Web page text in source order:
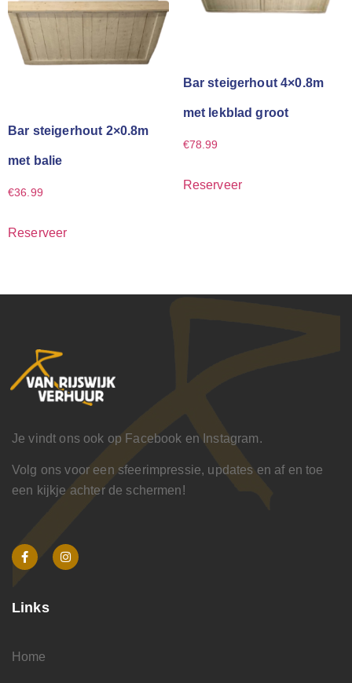
Bar steigerhout 2×0.8m
met balie
€36.99
Reserveer
Bar steigerhout 4×0.8m
met lekblad groot
€78.99
Reserveer
Je vindt ons ook op Facebook en Instagram.
Volg ons voor een sfeerimpressie, updates en af en toe
een kijkje achter de schermen!
Links
Home